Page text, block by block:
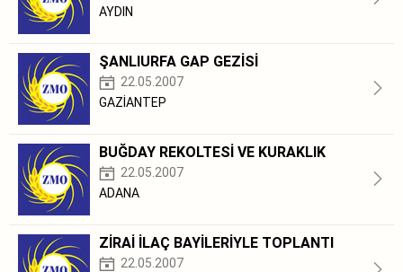
AYDIN
ŞANLIURFA GAP GEZİSİ
22.05.2007
GAZİANTEP
BUĞDAY REKOLTESİ VE KURAKLIK
22.05.2007
ADANA
ZİRAİ İLAÇ BAYİLERİYLE TOPLANTI
22.05.2007